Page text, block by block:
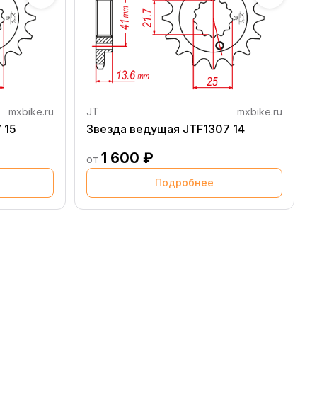
mxbike.ru JT mxbike.ru
Звезда ведущая JTF1307 14
от 1 600 ₽
Подробнее